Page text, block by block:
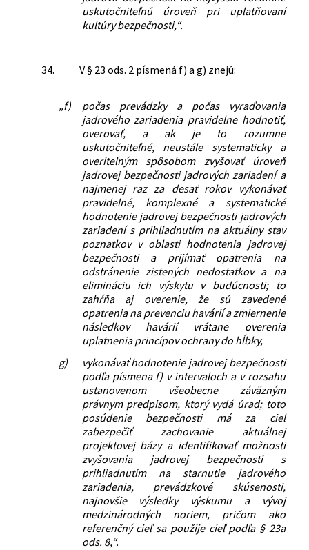
uskutočniteľnú úroveň pri uplatňovaní
kultúry bezpečnosti,“.
34. V § 23 ods. 2 písmená f) a g) znejú:
„f)
počas prevádzky a počas vyraďovania
jadrového zariadenia pravidelne hodnotiť,
overovať, a ak je to rozumne
uskutočniteľné, neustále systematicky a
overiteľným spôsobom zvyšovať úroveň
jadrovej bezpečnosti jadrových zariadení a
najmenej raz za desať rokov vykonávať
pravidelné, komplexné a systematické
hodnotenie jadrovej bezpečnosti jadrových
zariadení s prihliadnutím na aktuálny stav
poznatkov v oblasti hodnotenia jadrovej
bezpečnosti a prijímať opatrenia na
odstránenie zistených nedostatkov a na
elimináciu ich výskytu v budúcnosti; to
zahŕňa aj overenie, že sú zavedené
opatrenia na prevenciu havárií a zmiernenie
následkov havárií vrátane overenia
uplatnenia princípov ochrany do hĺbky,
g)
vykonávať hodnotenie jadrovej bezpečnosti
podľa písmena f) v intervaloch a v rozsahu
ustanovenom všeobecne záväzným
právnym predpisom, ktorý vydá úrad; toto
posúdenie bezpečnosti má za cieľ
zabezpečiť zachovanie aktuálnej
projektovej bázy a identifikovať možnosti
zvyšovania jadrovej bezpečnosti s
prihliadnutím na starnutie jadrového
zariadenia, prevádzkové skúsenosti,
najnovšie výsledky výskumu a vývoj
medzinárodných noriem, pričom ako
referenčný cieľ sa použije cieľ podľa § 23a
ods. 8,“.